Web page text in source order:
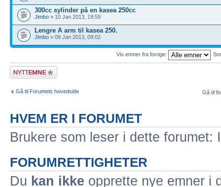
300cc sylinder på en kasea 250cc
Jimbo » 10 Jan 2013, 19:59
Lengre A arm til kasea 250.
Jimbo » 09 Jan 2013, 09:02
Vis emner fra forrige:
Legg inn et nytt
emne
Gå til Forumets hovedside Gå til
HVEM ER I FORUMET
Brukere som leser i dette
FORUMRETTIGHETER
Du kan ikke opprette nye emner i